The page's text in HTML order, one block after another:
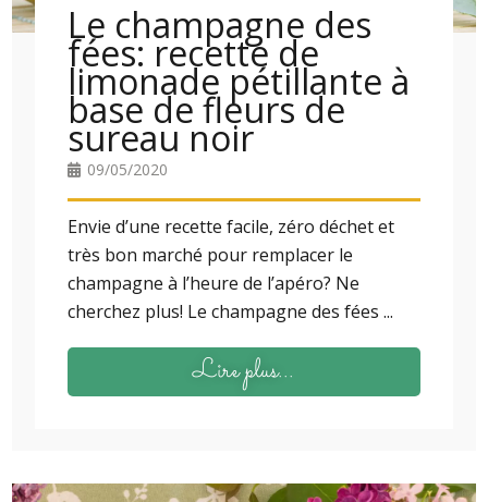
Le champagne des
fées: recette de
limonade pétillante à
base de fleurs de
sureau noir
09/05/2020
Envie d’une recette facile, zéro déchet et
très bon marché pour remplacer le
champagne à l’heure de l’apéro? Ne
cherchez plus! Le champagne des fées ...
Lire plus...